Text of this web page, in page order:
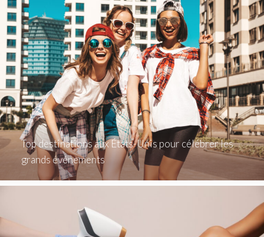
Top destinations aux États-Unis pour célébrer les
grands événements